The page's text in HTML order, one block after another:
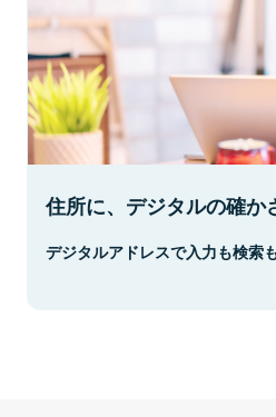
住所に、デジタルの確か
デジタルアドレスで入力も検索